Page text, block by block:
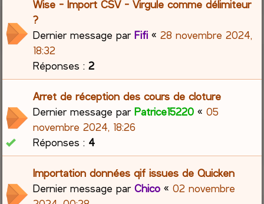
Wise - Import CSV - Virgule comme délimiteur
?
Dernier message parFifi «28 novembre 2024,
18:32
Réponses :2
Arret de réception des cours de cloture
Dernier message parPatrice15220 «05
novembre 2024, 18:26
Réponses : 4
Importation données qif issues de Quicken
Dernier message parChico «02 novembre